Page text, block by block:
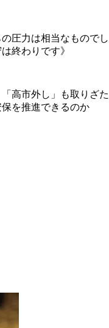
圧力は相当なものでし
終わりです》
高市外し」も取りざた
を推進できるのか